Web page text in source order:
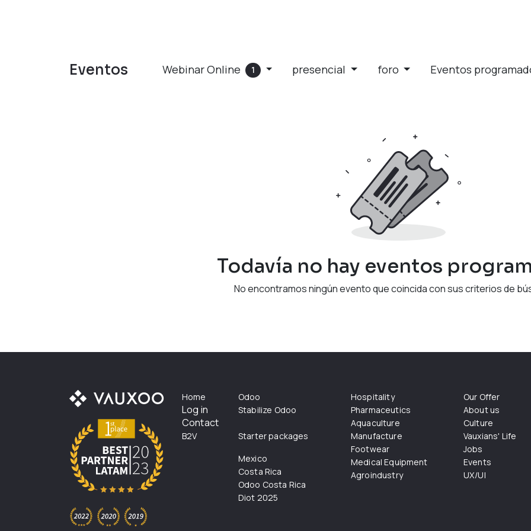
Eventos Webinar Online 1 presencial foro Eventos
Todavía no hay eventos
No encontramos ningún evento que coincida con sus criterios de
Home
Log in
Contact
B2V
Odoo
Stabilize Odoo
Starter packages
Mexico
Costa Rica
Odoo Costa Rica
Diot 2025
Hospitality
Pharmaceutics
Aquaculture
Manufacture
Footwear
Medical Equipment
Agroindustry
Our Offer
About us
Culture
Vauxians' Life
Jobs
Events
UX/UI